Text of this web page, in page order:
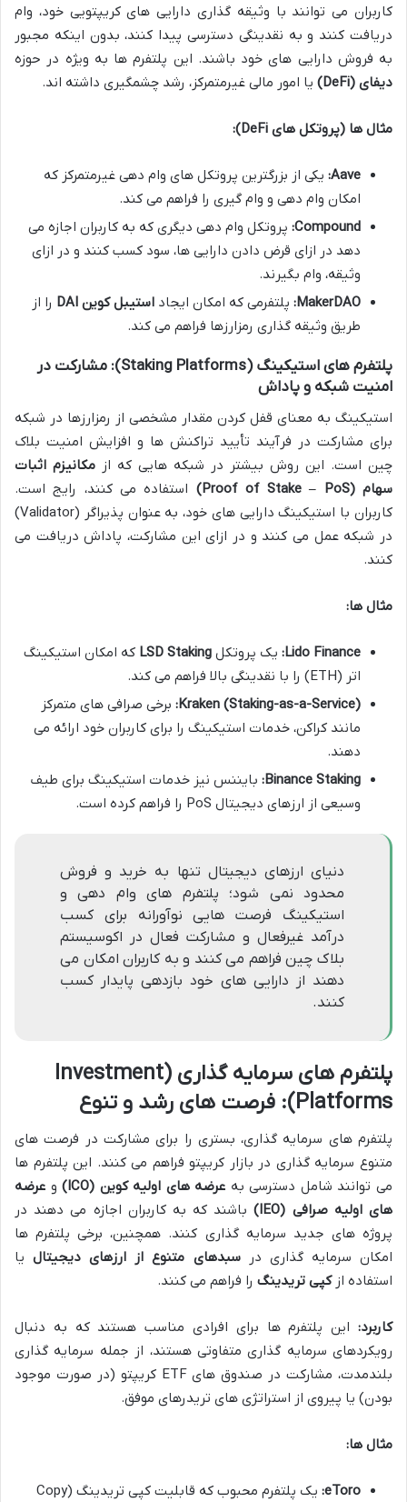
کاربران می توانند با وثیقه گذاری دارایی های کریپتویی خود، وام
دریافت کنند و به نقدینگی دسترسی پیدا کنند، بدون اینکه مجبور
به فروش دارایی های خود باشند. این پلتفرم ها به ویژه در حوزه
دیفای (DeFi)
یا امور مالی غیرمتمرکز، رشد چشمگیری داشته اند.
مثال ها (پروتکل های DeFi):
Aave: یکی از بزرگترین پروتکل های وام دهی غیرمتمرکز که
امکان وام دهی و وام گیری را فراهم می کند.
Compound: پروتکل وام دهی دیگری که به کاربران اجازه می
دهد در ازای قرض دادن دارایی ها، سود کسب کنند و در ازای
وثیقه، وام بگیرند.
MakerDAO: پلتفرمی که امکان ایجاد استیبل کوین DAI
را از
طریق وثیقه گذاری رمزارزها فراهم می کند.
پلتفرم های استیکینگ (Staking Platforms): مشارکت در
امنیت شبکه و پاداش
استیکینگ به معنای قفل کردن مقدار مشخصی از رمزارزها در شبکه
برای مشارکت در فرآیند تأیید تراکنش ها و افزایش امنیت بلاک
چین است. این روش بیشتر در شبکه هایی که از مکانیزم اثبات
سهام (Proof of Stake – PoS)
استفاده می کنند، رایج است.
کاربران با استیکینگ دارایی های خود، به عنوان پذیراگر (Validator)
در شبکه عمل می کنند و در ازای این مشارکت، پاداش دریافت می
کنند.
مثال ها:
Lido Finance: یک پروتکل LSD Staking که امکان استیکینگ
اتر (ETH) را با نقدینگی بالا فراهم می کند.
Kraken (Staking-as-a-Service): برخی صرافی های متمرکز
مانند کراکن، خدمات استیکینگ را برای کاربران خود ارائه می
دهند.
Binance Staking: بایننس نیز خدمات استیکینگ برای طیف
وسیعی از ارزهای دیجیتال PoS را فراهم کرده است.
دنیای ارزهای دیجیتال تنها به خرید و فروش
محدود نمی شود؛ پلتفرم های وام دهی و
استیکینگ فرصت هایی نوآورانه برای کسب
درآمد غیرفعال و مشارکت فعال در اکوسیستم
بلاک چین فراهم می کنند و به کاربران امکان می
دهند از دارایی های خود بازدهی پایدار کسب
کنند.
پلتفرم های سرمایه گذاری (Investment
Platforms): فرصت های رشد و تنوع
پلتفرم های سرمایه گذاری، بستری را برای مشارکت در فرصت های
متنوع سرمایه گذاری در بازار کریپتو فراهم می کنند. این پلتفرم ها
می توانند شامل دسترسی به عرضه های اولیه کوین (ICO) و عرضه
های اولیه صرافی (IEO)
باشند که به کاربران اجازه می دهند در
پروژه های جدید سرمایه گذاری کنند. همچنین، برخی پلتفرم ها
امکان سرمایه گذاری درسبدهای متنوع از ارزهای دیجیتالیا
استفاده ازکپی تریدینگ را فراهم می کنند.
کاربرد: این پلتفرم ها برای افرادی مناسب هستند که به دنبال
رویکردهای سرمایه گذاری متفاوتی هستند، از جمله سرمایه گذاری
بلندمدت، مشارکت در صندوق های ETF کریپتو (در صورت موجود
بودن) یا پیروی از استراتژی های تریدرهای موفق.
مثال ها:
eToro:
یک پلتفرم محبوب که قابلیت کپی تریدینگ (Copy